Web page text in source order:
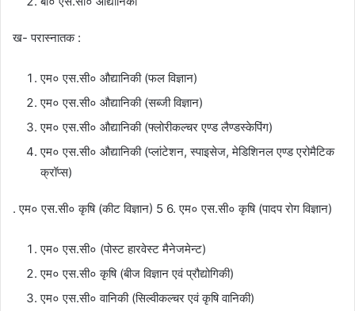
ख- परास्नातक :
एम० एस.सी० औद्यानिकी (फल विज्ञान)
एम० एस.सी० औद्यानिकी (सब्जी विज्ञान)
एम० एस.सी० औद्यानिकी (फ्लोरीकल्चर एण्ड लैण्डस्केपिंग)
एम० एस.सी० औद्यानिकी (प्लांटेशन, स्पाइसेज, मेडिशिनल एण्ड एरोमैटिक
क्रॉप्स)
. एम० एस.सी० कृषि (कीट विज्ञान) 5 6. एम० एस.सी० कृषि (पादप रोग विज्ञान)
एम० एस.सी० (पोस्ट हारवेस्ट मैनेजमेन्ट)
एम० एस.सी० कृषि (बीज विज्ञान एवं प्रौद्योगिकी)
एम० एस.सी० वानिकी (सिल्वीकल्चर एवं कृषि वानिकी)